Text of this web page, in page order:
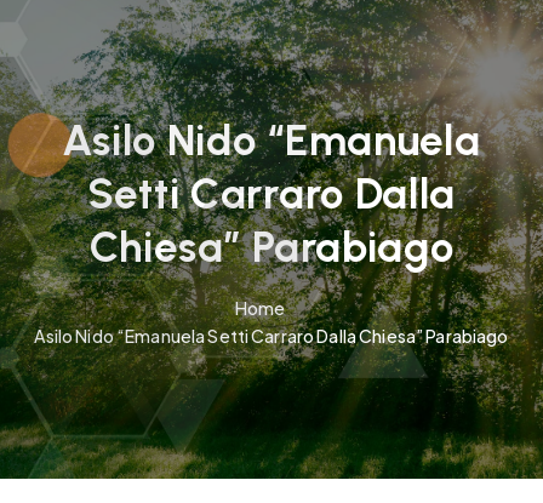
Asilo Nido “Emanuela
Setti Carraro Dalla
Chiesa” Parabiago
Home
Asilo Nido “Emanuela Setti Carraro Dalla Chiesa” Parabiago